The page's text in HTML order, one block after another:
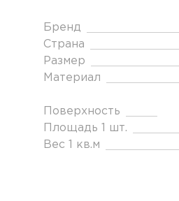
Бренд
Страна
Размер
Материал
Поверхность
Площадь 1 шт.
Вес 1 кв.м